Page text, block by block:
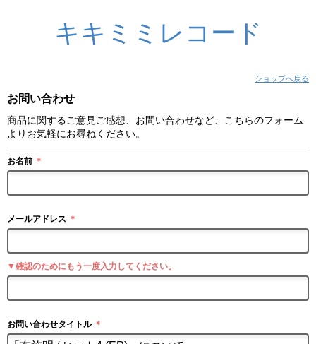
キキミミレコード
ショップへ戻る
お問い合わせ
商品に関するご意見ご感想、お問い合わせなど、こちらのフォーム
よりお気軽にお尋ねください。
お名前 ＊
メールアドレス ＊
▼確認のためにもう一度入力してください。
お問い合わせタイトル ＊